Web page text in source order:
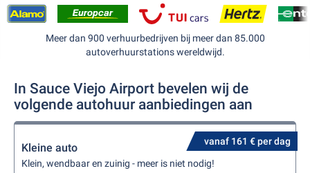
Meer dan 900 verhuurbedrijven bij meer dan 85.000
autoverhuurstations wereldwijd.
In Sauce Viejo Airport bevelen wij de
volgende autohuur aanbiedingen aan
vanaf 161 € per dag
Kleine auto
Klein, wendbaar en zuinig - meer is niet nodig!